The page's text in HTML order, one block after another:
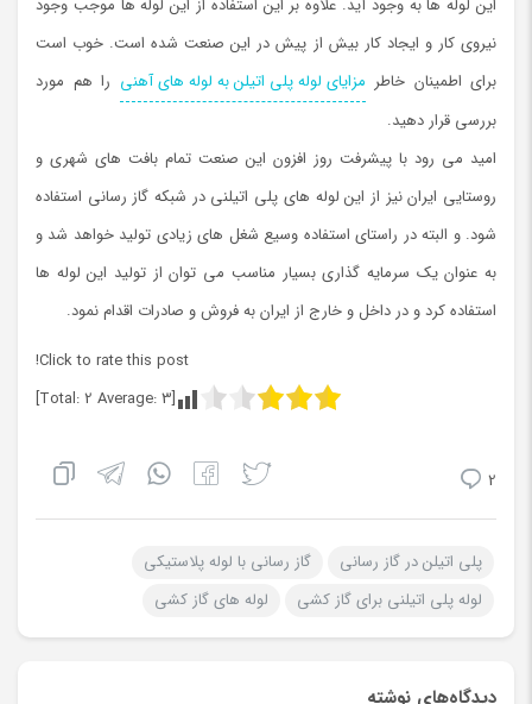
این لوله ها به وجود آید. علاوه بر این استفاده از این لوله ها موجب وجود
نیروی کار و ایجاد کار بیش از پیش در این صنعت شده است. خوب است
برای اطمینان خاطر مزایای لوله پلی اتیلن به لوله های آهنی را هم مورد
بررسی قرار دهید.
امید می رود با پیشرفت روز افزون این صنعت تمام بافت های شهری و
روستایی ایران نیز از این لوله های پلی اتیلنی در شبکه گاز رسانی استفاده
شود. و البته در راستای استفاده وسیع شغل های زیادی تولید خواهد شد و
به عنوان یک سرمایه گذاری بسیار مناسب می توان از تولید این لوله ها
استفاده کرد و در داخل و خارج از ایران به فروش و صادرات اقدام نمود.
Click to rate this post!
[Total:
2 Average:3
]
2
پلی اتیلن در گاز رسانی
گاز رسانی با لوله پلاستیکی
لوله پلی اتیلنی برای گاز کشی
لوله های گاز کشی
دیدگاه‌های نوشته